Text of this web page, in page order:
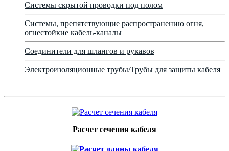
Системы скрытой проводки под полом
Системы, препятствующие распространению огня,
огнестойкие кабель-каналы
Соединители для шлангов и рукавов
Электроизоляционные трубы/Трубы для защиты кабеля
Расчет сечения кабеля